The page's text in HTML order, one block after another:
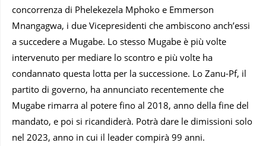
concorrenza di Phelekezela Mphoko e Emmerson
Mnangagwa, i due Vicepresidenti che ambiscono anch’essi
a succedere a Mugabe. Lo stesso Mugabe è più volte
intervenuto per mediare lo scontro e più volte ha
condannato questa lotta per la successione. Lo Zanu-Pf, il
partito di governo, ha annunciato recentemente che
Mugabe rimarra al potere fino al 2018, anno della fine del
mandato, e poi si ricandiderà. Potrà dare le dimissioni solo
nel 2023, anno in cui il leader compirà 99 anni.